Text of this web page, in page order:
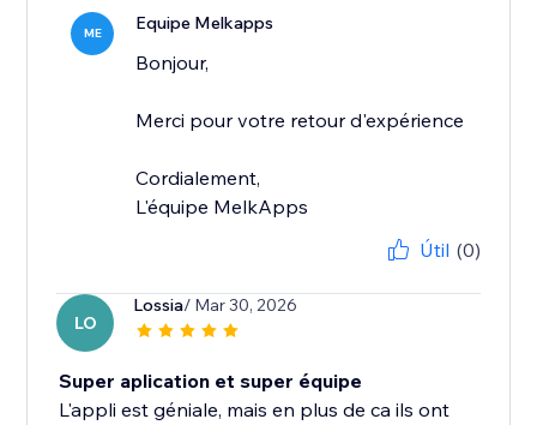
ME Equipe Melkapps
Bonjour,
Merci pour votre retour d'expérience
Cordialement,
L'équipe MelkApps
Útil (0)
LO
Lossia/ Mar 30, 2026
Super aplication et super équipe
L'appli est géniale, mais en plus de ca ils ont